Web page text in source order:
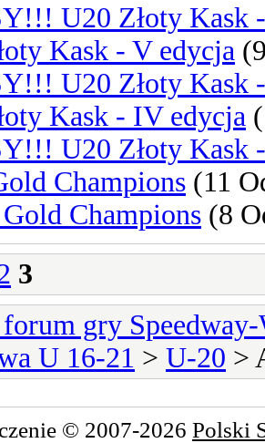
U20 Złoty Kask
Kask - V edycja
U20 Złoty Kask
Kask - IV edycja
U20 Złoty Kask
Champions (11
Champions (8
3
gry
U 16-21 > U-20 >
© 2007-2026 Polski